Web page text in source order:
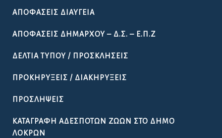
ΑΠΟΦΆΣΕΙΣ ΔΙΑΎΓΕΙΑ
ΑΠΟΦΆΣΕΙΣ ΔΗΜΆΡΧΟΥ – Δ.Σ. – Ε.Π.Ζ
ΔΕΛΤΊΑ ΤΎΠΟΥ / ΠΡΟΣΚΛΉΣΕΙΣ
ΠΡΟΚΗΡΎΞΕΙΣ / ΔΙΑΚΗΡΎΞΕΙΣ
ΠΡΟΣΛΉΨΕΙΣ
ΚΑΤΑΓΡΑΦΉ ΑΔΈΣΠΟΤΩΝ ΖΏΩΝ ΣΤΟ ΔΉΜΟ
ΛΟΚΡΏΝ